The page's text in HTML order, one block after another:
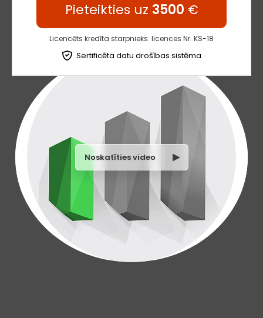
Pieteikties uz 3500 €
Licencēts kredīta starpnieks: licences Nr. KS-18
Sertificēta datu drošības sistēma
Noskatīties video